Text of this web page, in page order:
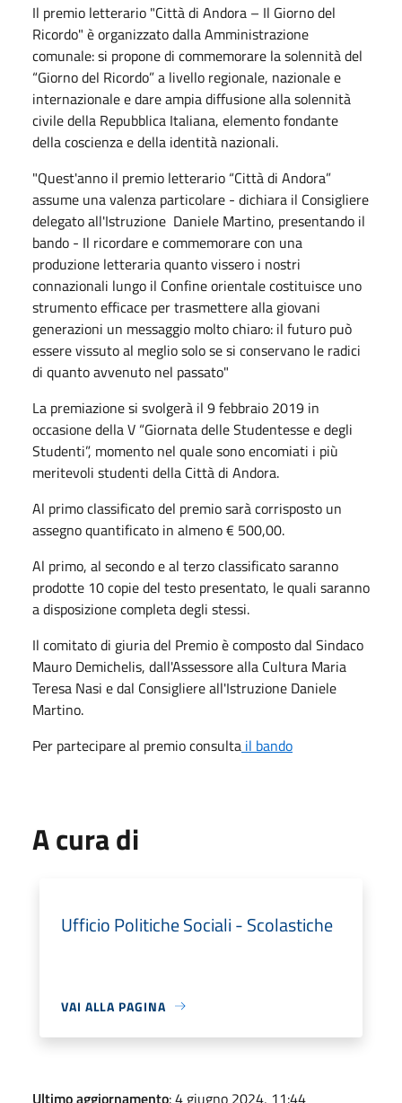
Il premio letterario "Città di Andora – Il Giorno del
Ricordo" è organizzato dalla Amministrazione
comunale: si propone di commemorare la solennità del
“Giorno del Ricordo” a livello regionale, nazionale e
internazionale e dare ampia diffusione alla solennità
civile della Repubblica Italiana, elemento fondante
della coscienza e della identità nazionali.
"Quest'anno il premio letterario “Città di Andora”
assume una valenza particolare - dichiara il Consigliere
delegato all'Istruzione Daniele Martino, presentando il
bando - Il ricordare e commemorare con una
produzione letteraria quanto vissero i nostri
connazionali lungo il Confine orientale costituisce uno
strumento efficace per trasmettere alla giovani
generazioni un messaggio molto chiaro: il futuro può
essere vissuto al meglio solo se si conservano le radici
di quanto avvenuto nel passato"
La premiazione si svolgerà il 9 febbraio 2019 in
occasione della V “Giornata delle Studentesse e degli
Studenti”, momento nel quale sono encomiati i più
meritevoli studenti della Città di Andora.
Al primo classificato del premio sarà corrisposto un
assegno quantificato in almeno € 500,00.
Al primo, al secondo e al terzo classificato saranno
prodotte 10 copie del testo presentato, le quali saranno
a disposizione completa degli stessi.
Il comitato di giuria del Premio è composto dal Sindaco
Mauro Demichelis, dall'Assessore alla Cultura Maria
Teresa Nasi e dal Consigliere all'Istruzione Daniele
Martino.
Per partecipare al premio consulta il bando
A cura di
Ufficio Politiche Sociali - Scolastiche
VAI ALLA PAGINA
Ultimo aggiornamento: 4 giugno 2024, 11:44